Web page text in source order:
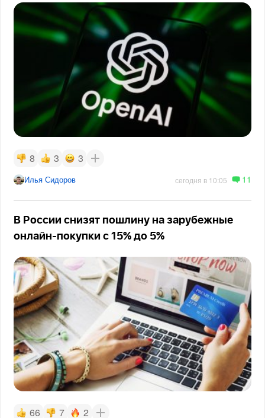
8 3 3
Илья Сидоров сегодня в 10:05 11
В России снизят пошлину на зарубежные
онлайн-покупки с 15% до 5%
66 7 2